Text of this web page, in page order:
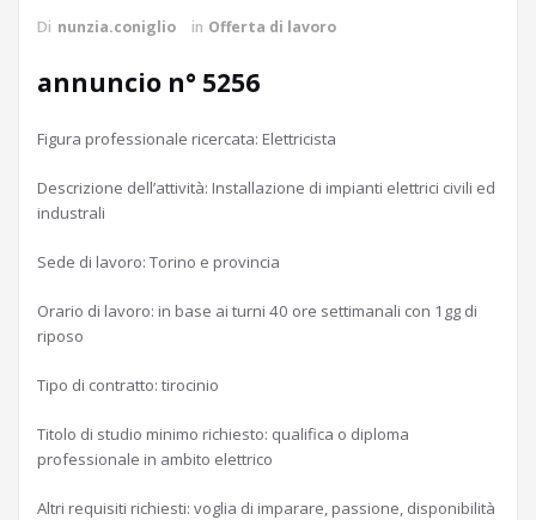
Di nunzia.coniglio in Offerta di lavoro
annuncio n° 5256
Figura professionale ricercata: Elettricista
Descrizione dell’attività: Installazione di impianti elettrici civili ed
industrali
Sede di lavoro: Torino e provincia
Orario di lavoro: in base ai turni 40 ore settimanali con 1gg di
riposo
Tipo di contratto: tirocinio
Titolo di studio minimo richiesto: qualifica o diploma
professionale in ambito elettrico
Altri requisiti richiesti: voglia di imparare, passione, disponibilità